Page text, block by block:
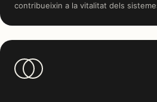
contribueixin a la vitalitat dels